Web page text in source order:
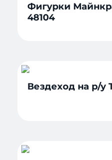
Фигурки
48104
Вездеход на р/у